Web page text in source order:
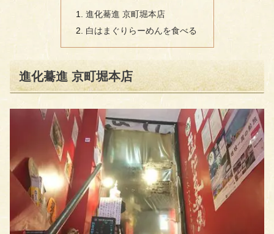
進化驀進 京町堀本店
白はまぐりらーめんを食べる
進化驀進 京町堀本店